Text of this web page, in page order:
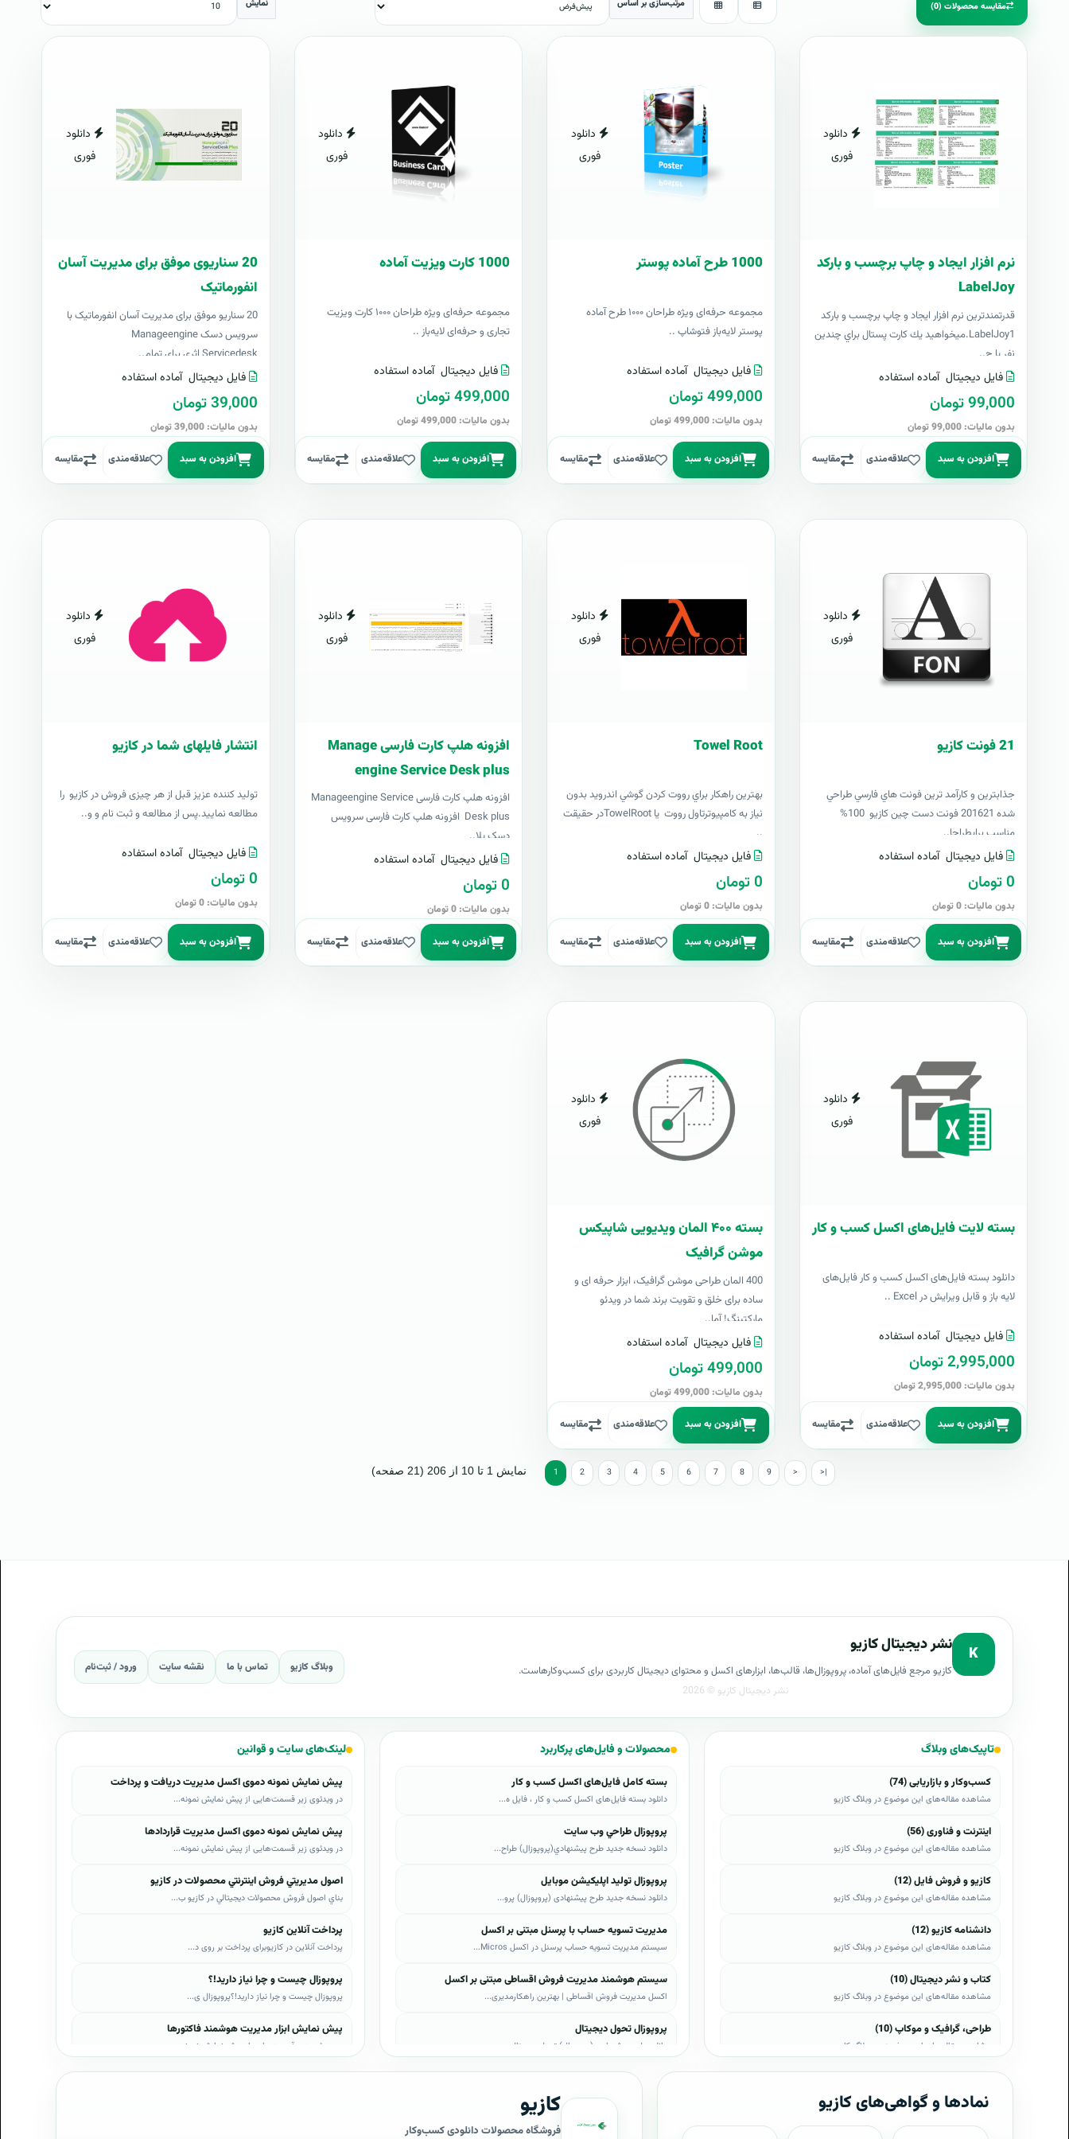
مقایسه محصولات (0) مرتب‌سازی بر اساس نمایش
دانلود
فوری
نرم افزار ایجاد و چاپ برچسب و بارکد
LabelJoy
قدرتمندترين نرم افزار ایجاد و چاپ برچسب و بارکد
LabelJoy1.ميخواهيد يك كارت پستال براي چندين
نفر يا چ..
فایل دیجیتال آماده استفاده
99,000 تومان
بدون مالیات: 99,000 تومان
افزودن به سبد علاقه‌مندی مقایسه
دانلود
فوری
1000 طرح آماده پوستر
مجموعه حرفه‌ای ویژه طراحان ۱۰۰۰ طرح آماده
پوستر لایه‌باز فتوشاپ ..
فایل دیجیتال آماده استفاده
499,000 تومان
بدون مالیات: 499,000 تومان
افزودن به سبد علاقه‌مندی مقایسه
دانلود
فوری
1000 کارت ويزيت آماده
مجموعه حرفه‌ای ویژه طراحان ۱۰۰۰ کارت ویزیت
تجاری و حرفه‌ای لایه‌باز ..
فایل دیجیتال آماده استفاده
499,000 تومان
بدون مالیات: 499,000 تومان
افزودن به سبد علاقه‌مندی مقایسه
دانلود
فوری
20 سناریوی موفق برای مدیریت آسان
انفورماتیک
20 سناریو موفق برای مدیریت آسان انفورماتیک با
سرویس دسک Manageengine
Servicedesk اثری برای تمام..
فایل دیجیتال آماده استفاده
39,000 تومان
بدون مالیات: 39,000 تومان
افزودن به سبد علاقه‌مندی مقایسه
دانلود
فوری
21 فونت کازيو
جذابترين و کارآمد ترين فونت هاي فارسي طراحي
شده 201621 فونت دست چين کازيو 100%
مناسب برايطراحا..
فایل دیجیتال آماده استفاده
0 تومان
بدون مالیات: 0 تومان
افزودن به سبد علاقه‌مندی مقایسه
دانلود
فوری
Towel Root
بهترين راهکار براي رووت کردن گوشي اندرويد بدون
نياز به کامپيوترتاول رووت يا TowelRootدر حقيقت
..
فایل دیجیتال آماده استفاده
0 تومان
بدون مالیات: 0 تومان
افزودن به سبد علاقه‌مندی مقایسه
دانلود
فوری
افزونه هلپ کارت فارسی Manage
engine Service Desk plus
افزونه هلپ کارت فارسی Manageengine Service
Desk plus افزونه هلپ کارت فارسی سرویس
دسک پلا..
فایل دیجیتال آماده استفاده
0 تومان
بدون مالیات: 0 تومان
افزودن به سبد علاقه‌مندی مقایسه
دانلود
فوری
انتشار فایلهای شما در کازیو
توليد کننده عزيز قبل از هر چیزی فروش در کازیو را
مطالعه نمایید.پس از مطالعه و ثبت نام و و..
فایل دیجیتال آماده استفاده
0 تومان
بدون مالیات: 0 تومان
افزودن به سبد علاقه‌مندی مقایسه
دانلود
فوری
بسته لایت فایل‌های اکسل کسب و کار
دانلود بسته فایل‌های اکسل کسب و کار فایل‌های
لایه باز و قابل ویرایش در Excel ..
فایل دیجیتال آماده استفاده
2,995,000 تومان
بدون مالیات: 2,995,000 تومان
افزودن به سبد علاقه‌مندی مقایسه
دانلود
فوری
بسته ۴۰۰ المان ویدیویی شاپیکس
موشن گرافیک
400 المان طراحی موشن گرافیک، ابزار حرفه ای و
ساده برای خلق و تقویت برند شما در ویدئو
مارکتینگ! آما..
فایل دیجیتال آماده استفاده
499,000 تومان
بدون مالیات: 499,000 تومان
افزودن به سبد علاقه‌مندی مقایسه
1 2 3 4 5 6 7 8 9 > >| نمایش 1 تا 10 از 206 (21 صفحه)
K نشر دیجیتال کازیو
کازیو مرجع فایل‌های آماده، پروپوزال‌ها، قالب‌ها، ابزارهای اکسل و محتوای دیجیتال کاربردی برای کسب‌وکارهاست. وبلاگ کازیو تماس با ما نقشه سایت ورود / ثبت‌نام
تاپیک‌های وبلاگ
کسب‌وکار و بازاریابی (74)
مشاهده مقاله‌های این موضوع در وبلاگ کازیو
اینترنت و فناوری (56)
مشاهده مقاله‌های این موضوع در وبلاگ کازیو
کازیو و فروش فایل (12)
مشاهده مقاله‌های این موضوع در وبلاگ کازیو
دانشنامه کازیو (12)
مشاهده مقاله‌های این موضوع در وبلاگ کازیو
کتاب و نشر دیجیتال (10)
مشاهده مقاله‌های این موضوع در وبلاگ کازیو
طراحی، گرافیک و موکاپ (10)
مشاهده مقاله‌های این موضوع در وبلاگ کازیو
مشاهده مقاله‌های این موضوع در وبلاگ کازیو
موبایل و اندروید (6)
محصولات و فایل‌های پرکاربرد
بسته کامل فایل‌های اکسل کسب و کار
دانلود بسته فایل‌های اکسل کسب و کار ، فایل ه...
پروپوزال طراحي وب سايت
دانلود نسخه جدید طرح پيشنهادي(پروپوزال) طراح...
پروپوزال تولید اپلیکیشن موبایل
دانلود نسخه جدید طرح پیشنهادی (پروپوزال) پرو...
مدیریت تسویه حساب با پرسنل مبتنی بر اکسل
سیستم مدیریت تسویه حساب پرسنل در اکسل Micros...
سیستم هوشمند مدیریت فروش اقساطی مبتنی بر اکسل
اکسل مدیریت فروش اقساطی | بهترین راهکارمدیری...
پروپوزال تحول دیجیتال
دانلود طرح پیشنهادی (پروپوزال) تحول دیجیتال،...
پروپوزال AI
دانلود طرح پيشنهادي(پروپوزال) هوش مصنوعی (AI...
پروپوزال بیزاجی
لینک‌های سایت و قوانین
پیش نمایش نمونه دموی اکسل مدیریت دریافت و پرداخت
در ویدئوی زیر قسمت‌هایی از پیش نمایش نمونه...
پیش نمایش نمونه دموی اکسل مدیریت قراردادها
در ویدئوی زیر قسمت‌هایی از پیش نمایش نمونه...
اصول مديريتي فروش اينترنتي محصولات در کازيو
بناي اصول فروش محصولات ديجيتالي در کازيو ب...
پرداخت آنلاین کازیو
پرداخت آنلاین در کازیوبرای پرداخت بر روی د...
پروپوزال چیست و چرا نیاز دارید!؟
پروپوزال چیست و چرا نیاز دارید!؟پروپوزال ی...
پیش نمایش ابزار مدیریت هوشمند فاکتورها
در ویدئوی زیر قسمت‌هایی از پیش نمایش نمونه...
نمادها و گواهی‌های کازیو کازیو
فروشگاه محصولات دانلودی کسب‌وکار